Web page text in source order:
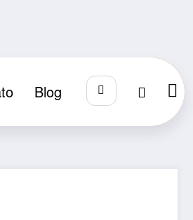
Blog